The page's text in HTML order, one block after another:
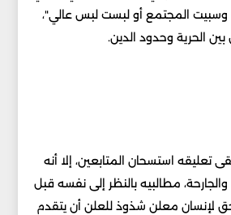
المجتمع أو لبست لبس عالي"،
الحرية وحدود الدين.
تعليقه استسحان المتابعين، إلا أنه
والجارحة، مطالبيه بالنظر إلى نفسه قبل
لإنسان معلن شذوذ للعلن أن يتقدم